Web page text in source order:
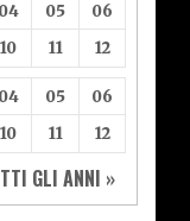
04 05
06
10 11 12
04 05
06
10 11 12
GLI ANNI »